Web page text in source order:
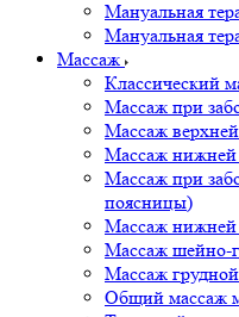
Мануальная
Мануальная
Массаж
Классический
Массаж при
Массаж
Массаж нижней
Массаж при
поясницы)
Массаж нижней
Массаж шейно-
Массаж
Общий массаж